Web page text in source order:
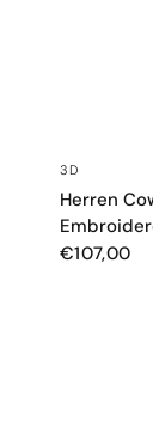
3D
Herren
€107,00